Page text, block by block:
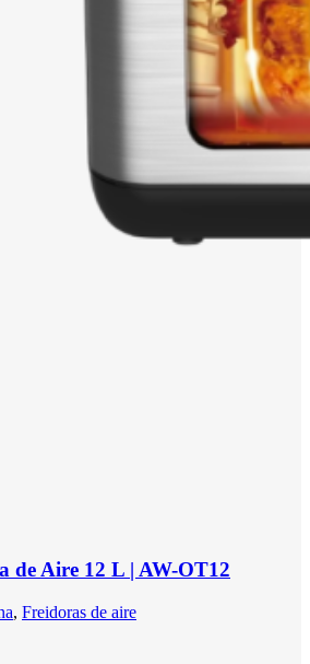
de Aire 12 L | AW-OT12
, Freidoras de aire